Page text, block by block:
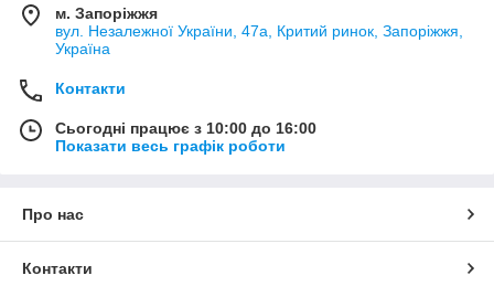
м. Запоріжжя
вул. Незалежної України, 47а, Критий ринок, Запоріжжя,
Україна
Контакти
Сьогодні працює з 10:00 до 16:00
Показати весь графік роботи
Про нас
Контакти